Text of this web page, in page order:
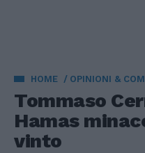
HOME OPINIONI &
Tommaso
Hamas
vinto